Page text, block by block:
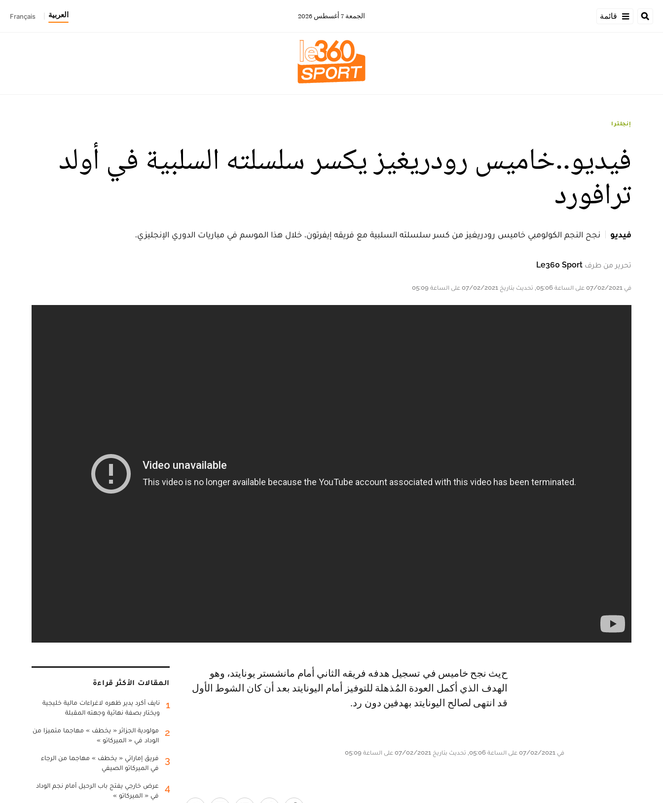
قائمة الجمعة 7 أغسطس 2026 العربية Français
إنجلترا
فيديو..خاميس رودريغيز يكسر سلسلته السلبية في أولد
ترافورد
فيديو نجح النجم الكولومبي خاميس رودريغيز من كسر سلسلته السلبية مع فريقه إيفرتون، خلال هذا الموسم في مباريات الدوري الإنجليزي.
تحرير من طرف Le360 Sport
في 07/02/2021 على الساعة 05:06, تحديث بتاريخ 07/02/2021 على الساعة 05:09
حيث نجح خاميس في تسجيل هدفه فريقه الثاني أمام مانشستر يونايتد، وهو
الهدف الذي أكمل العودة المُذهلة للتوفيز أمام اليونايتد بعد أن كان الشوط الأول
قد انتهى لصالح اليونايتد بهدفين دون رد.
في 07/02/2021 على الساعة 05:06, تحديث بتاريخ 07/02/2021 على الساعة 05:09
المقالات الأكثر قراءة
1
نايف أكرد يدير ظهره لاغراءات مالية خليجية
ويختار بصفة نهائية وجهته المقبلة
2
مولودية الجزائر « يخطف » مهاجما متميزا من
الوداد في « الميركاتو »
3
فريق إماراتي « يخطف » مهاجما من الرجاء
في الميركاتو الصيفي
4
عرض خارجي يفتح باب الرحيل أمام نجم الوداد
في « الميركاتو »